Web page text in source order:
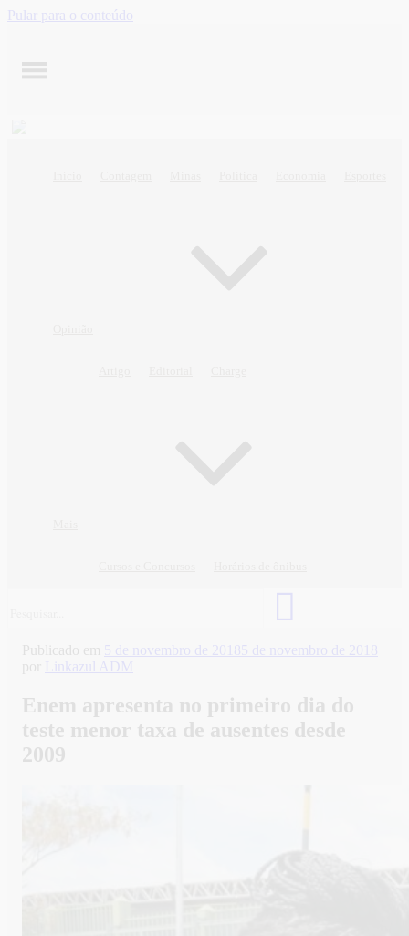
Pular para o conteúdo
Publicado em 5 de novembro de 20185 de novembro de 2018
por
Linkazul ADM
Enem apresenta no primeiro dia do
teste menor taxa de ausentes desde
2009